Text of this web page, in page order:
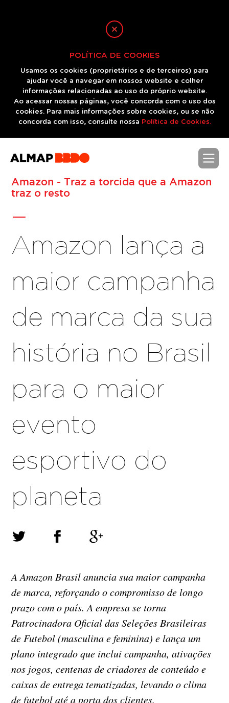
POLÍTICA DE COOKIES
Usamos os cookies (proprietários e de terceiros) para
ajudar você a navegar em nossos website e colher
informações relacionadas ao uso do próprio website.
Ao acessar nossas páginas, você concorda com o uso dos
cookies. Para mais informações sobre cookies, ou se não
concorda com isso, consulte nossa Política de Cookies.
Amazon - Traz a torcida que a Amazon
traz o resto
-
Amazon lança a
maior campanha
de marca da sua
história no Brasil
para o maior
evento
esportivo do
planeta
A Amazon Brasil anuncia sua maior campanha
de marca, reforçando o compromisso de longo
prazo com o país. A empresa se torna
Patrocinadora Oficial das Seleções Brasileiras
de Futebol (masculina e feminina) e lança um
plano integrado que inclui campanha, ativações
nos jogos, centenas de criadores de conteúdo e
caixas de entrega tematizadas, levando o clima
de futebol até a porta dos clientes.